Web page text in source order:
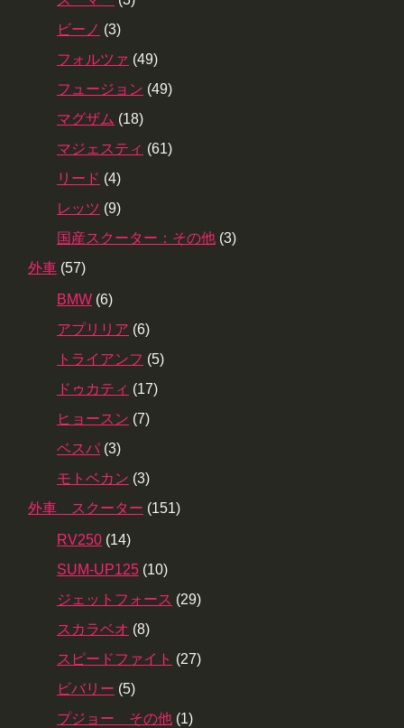
ビーノ (3)
フォルツァ (49)
フュージョン (49)
マグザム (18)
マジェスティ (61)
リード (4)
レッツ (9)
国産スクーター：その他 (3)
外車 (57)
BMW (6)
アプリリア (6)
トライアンフ (5)
ドゥカティ (17)
ヒョースン (7)
ベスパ (3)
モトベカン (3)
外車 スクーター (151)
RV250 (14)
SUM-UP125 (10)
ジェットフォース (29)
スカラベオ (8)
スピードファイト (27)
ビバリー (5)
プジョー その他 (1)